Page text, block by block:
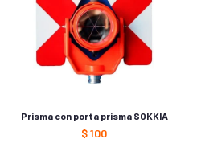
Prisma con porta prisma SOKKIA
$100